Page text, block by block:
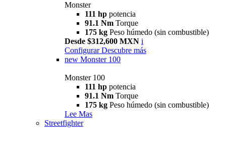
Monster
111 hp potencia
91.1 Nm Torque
175 kg Peso húmedo (sin combustible)
Desde $312,600 MXN i
Configurar Descubre más
new Monster 100
Monster 100
111 hp potencia
91.1 Nm Torque
175 kg Peso húmedo (sin combustible)
Lee Mas
Streetfighter